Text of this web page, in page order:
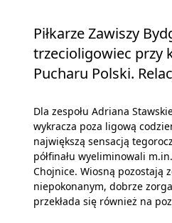
Piłkarze Zawiszy
trzecioligowiec przy
Pucharu Polski.
Dla zespołu Adriana
wykracza poza ligową
największą sensacją
półfinału wyeliminowali
Chojnice. Wiosną pozostają
niepokonanym, dobrze
przekłada się również na